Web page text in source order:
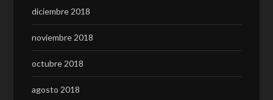
diciembre 2018
noviembre 2018
octubre 2018
agosto 2018